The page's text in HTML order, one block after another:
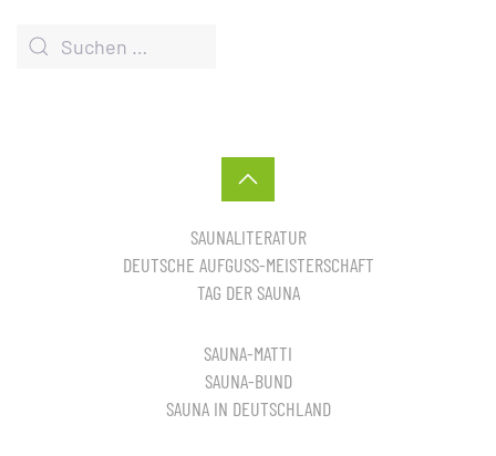
SAUNALITERATUR
DEUTSCHE AUFGUSS-MEISTERSCHAFT
TAG DER SAUNA
SAUNA-MATTI
SAUNA-BUND
SAUNA IN DEUTSCHLAND